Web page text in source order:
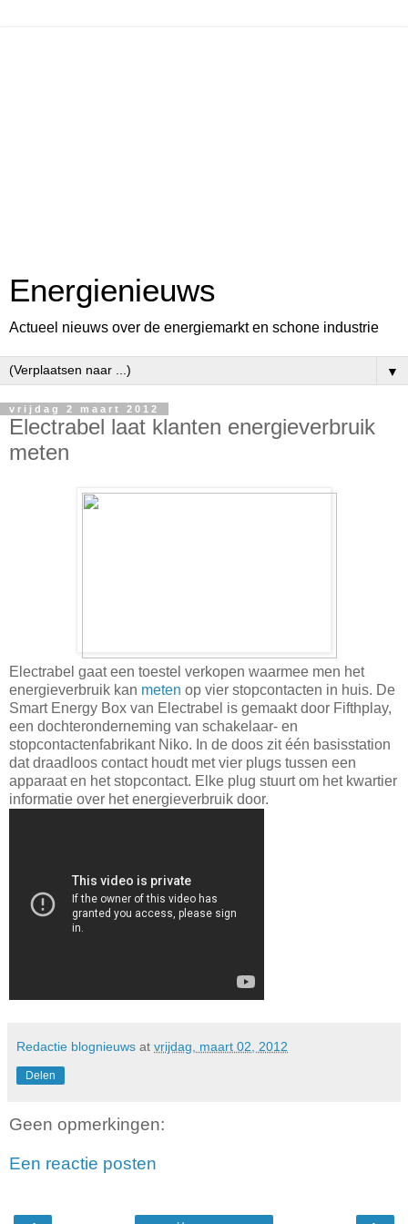
Energienieuws
Actueel nieuws over de energiemarkt en schone industrie
▼
vrijdag 2 maart 2012
Electrabel laat klanten energieverbruik
meten
Electrabel gaat een toestel verkopen waarmee men het
energieverbruik kan meten op vier stopcontacten in huis. De
Smart Energy Box van Electrabel is gemaakt door Fifthplay,
een dochteronderneming van schakelaar- en
stopcontactenfabrikant Niko. In de doos zit één basisstation
dat draadloos contact houdt met vier plugs tussen een
apparaat en het stopcontact. Elke plug stuurt om het kwartier
informatie over het energieverbruik door.
Redactie blognieuws at vrijdag, maart 02, 2012
Delen
Geen opmerkingen:
Een reactie posten